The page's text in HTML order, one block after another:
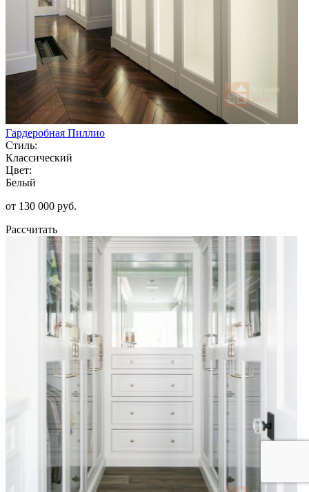
Гардеробная Пиллио
Стиль:
Классический
Цвет:
Белый
от 130 000 руб.
Рассчитать